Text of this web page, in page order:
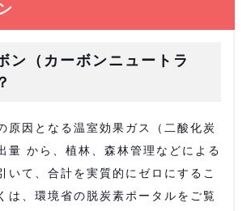
ン（カーボンニュートラ
因となる温室効果ガス（二酸化炭
量 から、植林、森林管理などによる
いて、合計を実質的にゼロにするこ
は、環境省の脱炭素ポータルをご覧